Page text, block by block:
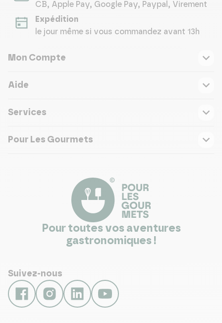
CB, Apple Pay, Google Pay, Paypal, Virement
Expédition
le jour même si vous commandez avant 13h
Mon Compte
Aide
Services
Pour Les Gourmets
Pour toutes vos aventures
gastronomiques !
Suivez-nous